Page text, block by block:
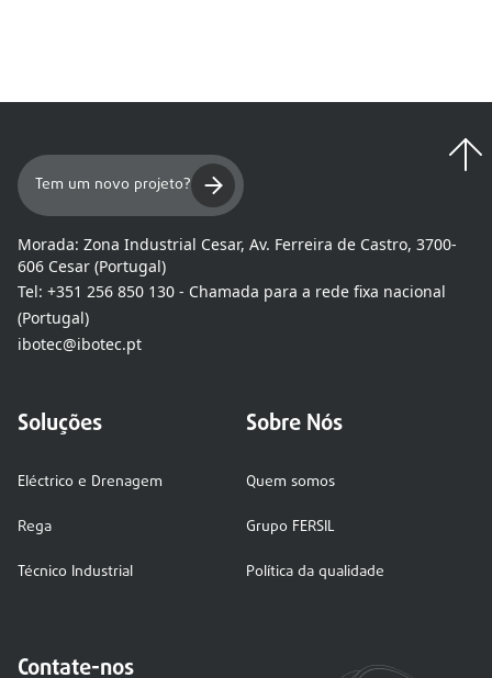
Tem um novo projeto?
Morada: Zona Industrial Cesar, Av. Ferreira de Castro, 3700-
606 Cesar (Portugal)
Tel: +351 256 850 130 - Chamada para a rede fixa nacional
(Portugal)
ibotec@ibotec.pt
Soluções
Eléctrico e Drenagem
Rega
Técnico Industrial
Sobre Nós
Quem somos
Grupo FERSIL
Política da qualidade
Contate-nos